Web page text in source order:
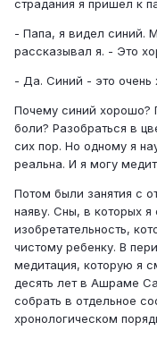
страдания я пришел к
- Папа, я видел синий.
рассказывал я. - Это
- Да. Синий - это очень
Почему синий хорошо?
боли? Разобраться в
сих пор. Но одному я
реальна. И я могу
Потом были занятия с
наяву. Сны, в которых
изобретательность,
чистому ребенку. В
медитация, которую я
десять лет в Ашраме
собрать в отдельное
хронологическом